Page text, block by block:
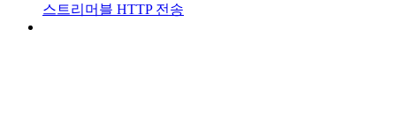
스트리머블 HTTP 전송